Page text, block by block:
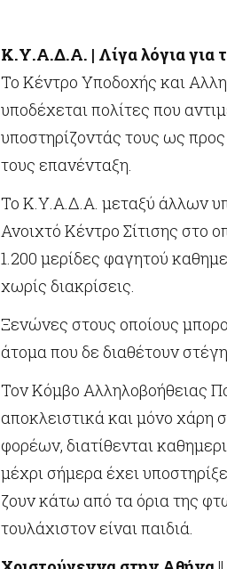
Κ.Υ.Α.Δ.Α. | Λίγα λόγια για
Το Κέντρο Υποδοχής και
υποδέχεται πολίτες που
υποστηρίζοντάς τους ως
τους επανένταξη.
Το Κ.Υ.Α.Δ.Α. μεταξύ άλλων
Ανοιχτό Κέντρο Σίτισης στο
1.200 μερίδες φαγητού
χωρίς διακρίσεις.
Ξενώνες στους οποίους
άτομα που δε διαθέτουν
Τον Κόμβο Αλληλοβοήθειας
αποκλειστικά και μόνο χάρη
φορέων, διατίθενται
μέχρι σήμερα έχει
ζουν κάτω από τα όρια της
τουλάχιστον είναι παιδιά.